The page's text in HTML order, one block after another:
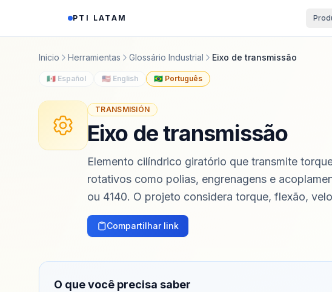
PTI LATAM
Inicio Herramientas Glossário Industrial Eixo de transmissão
🇲🇽 Español 🇺🇸 English 🇧🇷 Português
TRANSMISIÓN
Eixo de transmissão
Elemento cilíndrico giratório que transmite
rotativos como polias, engrenagens e
ou 4140. O projeto considera torque, flexão,
Compartilhar link
O que você precisa saber